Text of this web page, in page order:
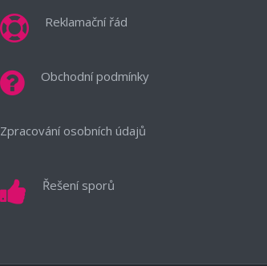
Reklamační řád
Obchodní podmínky
Zpracování osobních údajů
Řešení sporů